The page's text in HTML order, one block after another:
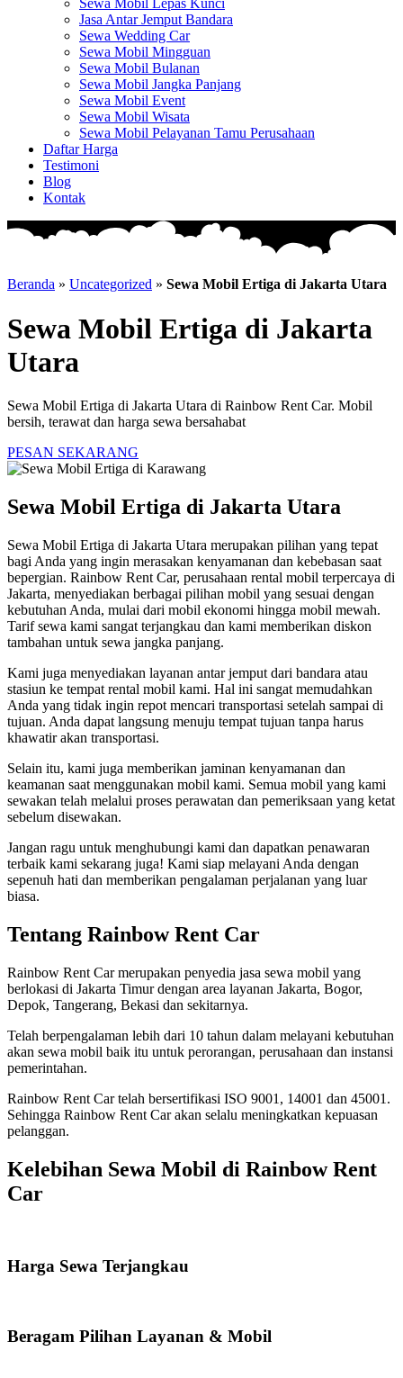
Sewa Mobil Lepas Kunci
Jasa Antar Jemput Bandara
Sewa Wedding Car
Sewa Mobil Mingguan
Sewa Mobil Bulanan
Sewa Mobil Jangka Panjang
Sewa Mobil Event
Sewa Mobil Wisata
Sewa Mobil Pelayanan Tamu Perusahaan
Daftar Harga
Testimoni
Blog
Kontak
Beranda » Uncategorized » Sewa Mobil Ertiga di Jakarta Utara
Sewa Mobil Ertiga di Jakarta
Utara
Sewa Mobil Ertiga di Jakarta Utara di Rainbow Rent Car. Mobil
bersih, terawat dan harga sewa bersahabat
PESAN SEKARANG
Sewa Mobil Ertiga di Jakarta Utara
Sewa Mobil Ertiga di Jakarta Utara merupakan pilihan yang tepat
bagi Anda yang ingin merasakan kenyamanan dan kebebasan saat
bepergian. Rainbow Rent Car, perusahaan rental mobil terpercaya di
Jakarta, menyediakan berbagai pilihan mobil yang sesuai dengan
kebutuhan Anda, mulai dari mobil ekonomi hingga mobil mewah.
Tarif sewa kami sangat terjangkau dan kami memberikan diskon
tambahan untuk sewa jangka panjang.
Kami juga menyediakan layanan antar jemput dari bandara atau
stasiun ke tempat rental mobil kami. Hal ini sangat memudahkan
Anda yang tidak ingin repot mencari transportasi setelah sampai di
tujuan. Anda dapat langsung menuju tempat tujuan tanpa harus
khawatir akan transportasi.
Selain itu, kami juga memberikan jaminan kenyamanan dan
keamanan saat menggunakan mobil kami. Semua mobil yang kami
sewakan telah melalui proses perawatan dan pemeriksaan yang ketat
sebelum disewakan.
Jangan ragu untuk menghubungi kami dan dapatkan penawaran
terbaik kami sekarang juga! Kami siap melayani Anda dengan
sepenuh hati dan memberikan pengalaman perjalanan yang luar
biasa.
Tentang Rainbow Rent Car
Rainbow Rent Car merupakan penyedia jasa sewa mobil yang
berlokasi di Jakarta Timur dengan area layanan Jakarta, Bogor,
Depok, Tangerang, Bekasi dan sekitarnya.
Telah berpengalaman lebih dari 10 tahun dalam melayani kebutuhan
akan sewa mobil baik itu untuk perorangan, perusahaan dan instansi
pemerintahan.
Rainbow Rent Car telah bersertifikasi ISO 9001, 14001 dan 45001.
Sehingga Rainbow Rent Car akan selalu meningkatkan kepuasan
pelanggan.
Kelebihan Sewa Mobil di Rainbow Rent
Car
Harga Sewa Terjangkau
Beragam Pilihan Layanan & Mobil